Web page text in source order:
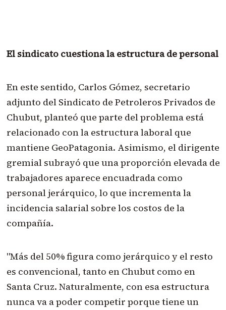
El sindicato cuestiona la estructura de personal
En este sentido, Carlos Gómez, secretario
adjunto del Sindicato de Petroleros Privados de
Chubut, planteó que parte del problema está
relacionado con la estructura laboral que
mantiene GeoPatagonia. Asimismo, el dirigente
gremial subrayó que una proporción elevada de
trabajadores aparece encuadrada como
personal jerárquico, lo que incrementa la
incidencia salarial sobre los costos de la
compañía.
"Más del 50% figura como jerárquico y el resto
es convencional, tanto en Chubut como en
Santa Cruz. Naturalmente, con esa estructura
nunca va a poder competir porque tiene un